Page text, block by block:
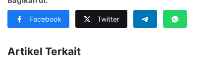
Facebook Twitter
Artikel Terkait